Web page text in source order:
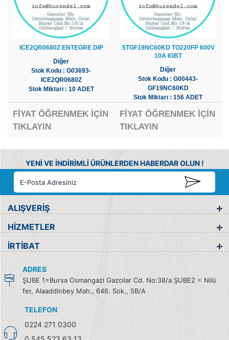
ICE2QR0680Z ENTEGRE DIP
Diğer
Stok Kodu : G03693-
ICE2QR0680Z
Stok Miktarı : 10 ADET
FİYAT ÖĞRENMEK İÇİN
TIKLAYIN
STGF19NC60KD TO220FP 600V
10A IGBT
Diğer
Stok Kodu : G00443-
GF19NC60KD
Stok Miktarı : 156 ADET
FİYAT ÖĞRENMEK İÇİN
TIKLAYIN
YENİ VE İNDİRİMLİ ÜRÜNLERDEN HABERDAR OLUN !
ALIŞVERİŞ
HİZMETLER
İRTİBAT
ADRES
ŞUBE 1=Bursa Osmangazi Gazcılar Cd. No:38/a ŞUBE2 = Nilü
fer, Alaaddinbey Mah., 646. Sok., 5B/A
TELEFON
0224 271 0300